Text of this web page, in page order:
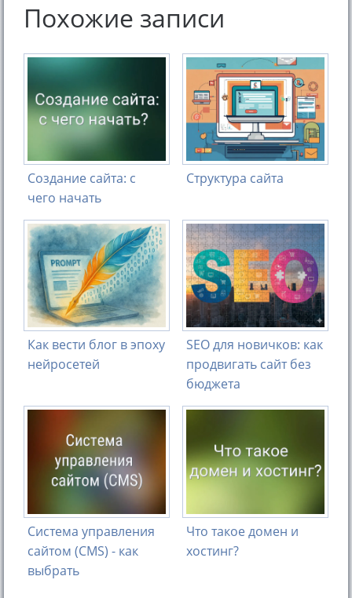
Похожие записи
Создание сайта: с
чего начать
Структура сайта
Как вести блог в эпоху
нейросетей
SEO для новичков: как
продвигать сайт без
бюджета
Система управления
сайтом (CMS) - как
выбрать
Что такое домен и
хостинг?